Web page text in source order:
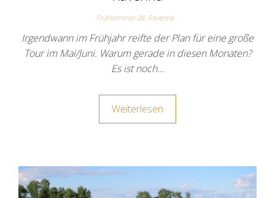
Frühsommer 26: Ravenna
Irgendwann im Frühjahr reifte der Plan für eine große
Tour im Mai/Juni. Warum gerade in diesen Monaten?
Es ist noch…
Weiterlesen